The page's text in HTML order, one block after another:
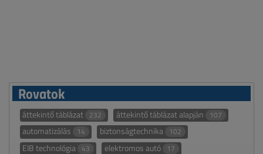
Rovatok
áttekintő táblázat 232 áttekintő táblázat alapján 107
automatizálás 14 biztonságtechnika 102
EIB technológia 43 elektromos autó 17